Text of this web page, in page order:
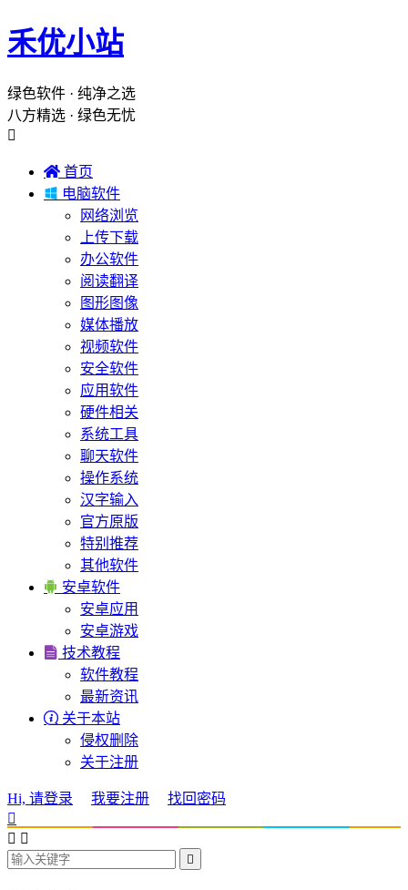
禾优小站
绿色软件 · 纯净之选
八方精选 · 绿色无忧

 首页
 电脑软件
网络浏览
上传下载
办公软件
阅读翻译
图形图像
媒体播放
视频软件
安全软件
应用软件
硬件相关
系统工具
聊天软件
操作系统
汉字输入
官方原版
特别推荐
其他软件
 安卓软件
安卓应用
安卓游戏
 技术教程
软件教程
最新资讯
 关于本站
侵权删除
关于注册
Hi, 请登录 我要注册
找回密码

 
